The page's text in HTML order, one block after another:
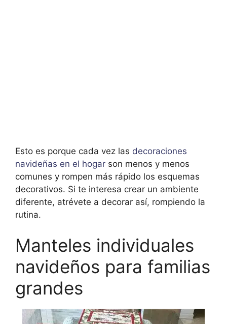
Esto es porque cada vez las decoraciones
navideñas en el hogar son menos y menos
comunes y rompen más rápido los esquemas
decorativos. Si te interesa crear un ambiente
diferente, atrévete a decorar así, rompiendo la
rutina.
Manteles individuales
navideños para familias
grandes